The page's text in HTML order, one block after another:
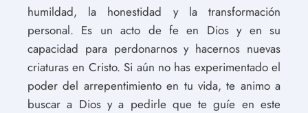
humildad, la honestidad y la transformación
personal. Es un acto de fe en Dios y en su
capacidad para perdonarnos y hacernos nuevas
criaturas en Cristo. Si aún no has experimentado el
poder del arrepentimiento en tu vida, te animo a
buscar a Dios y a pedirle que te guíe en este